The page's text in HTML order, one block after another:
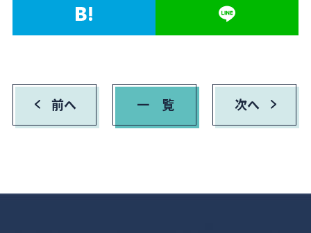
前へ 一 覧 次へ